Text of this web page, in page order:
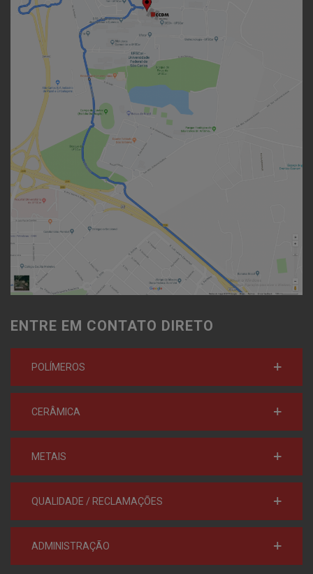
ENTRE EM CONTATO DIRETO
POLÍMEROS
CERÂMICA
METAIS
QUALIDADE / RECLAMAÇÕES
ADMINISTRAÇÃO